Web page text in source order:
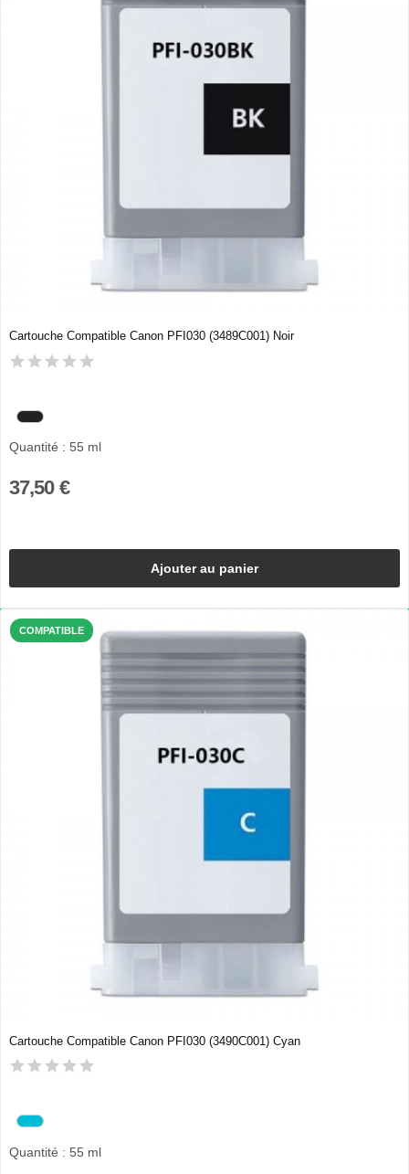
Cartouche Compatible Canon PFI030 (3489C001) Noir
Quantité : 55 ml
37,50 €
Ajouter au panier
COMPATIBLE
Cartouche Compatible Canon PFI030 (3490C001) Cyan
Quantité : 55 ml